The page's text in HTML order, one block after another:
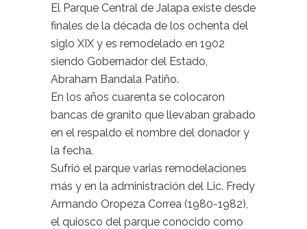
El Parque Central de Jalapa existe desde
finales de la década de los ochenta del
siglo XIX y es remodelado en 1902
siendo Gobernador del Estado,
Abraham Bandala Patiño.
En los años cuarenta se colocaron
bancas de granito que llevaban grabado
en el respaldo el nombre del donador y
la fecha.
Sufrió el parque varias remodelaciones
más y en la administración del Lic. Fredy
Armando Oropeza Correa (1980-1982),
el quiosco del parque conocido como